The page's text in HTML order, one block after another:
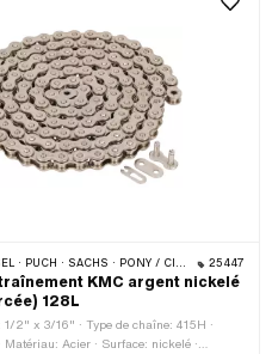
· PONY / CILO (BÊTA 521 & 512) · ZÜNDAPP BELMONDO · TOMOS · BYE BIKE 25447
KMC argent nickelé
128L
2" x 3/16" · Type de chaîne: 415H ·
Acier · Surface: nickelé ·